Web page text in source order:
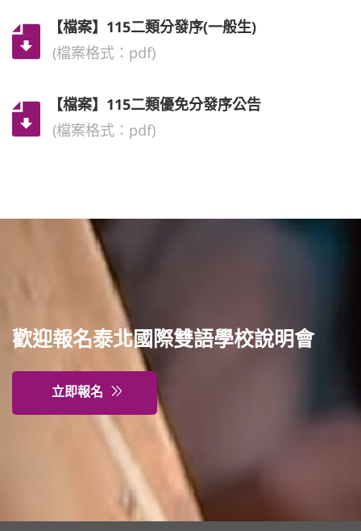
【檔案】115二類分發序(一般生)
(檔案格式：pdf)
【檔案】115二類優免分發序公告
(檔案格式：pdf)
歡迎報名泰北國際雙語學校說明會
立即報名